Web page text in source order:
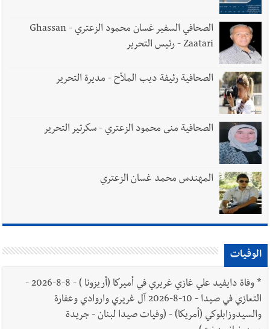
الصحافي السفير غسان محمود الزعتري - Ghassan
Zaatari - رئيس التحرير
الصحافية رئيفة ديب الملاّح - مديرة التحرير
الصحافية منى محمود الزعتري - سكرتير التحرير
المهندس محمد غسان الزعتري
الوفيات
*
وفاة دايفيد علي غازي غريري في أميركا (أريزونا ) - 8-8-2026 -
التعازي في صيدا - 10-8-2026 آل غريري واروادي وعفارة
والسيدوزابلوكي (أمريكا) - (وفيات صيدا لبنان - جريدة